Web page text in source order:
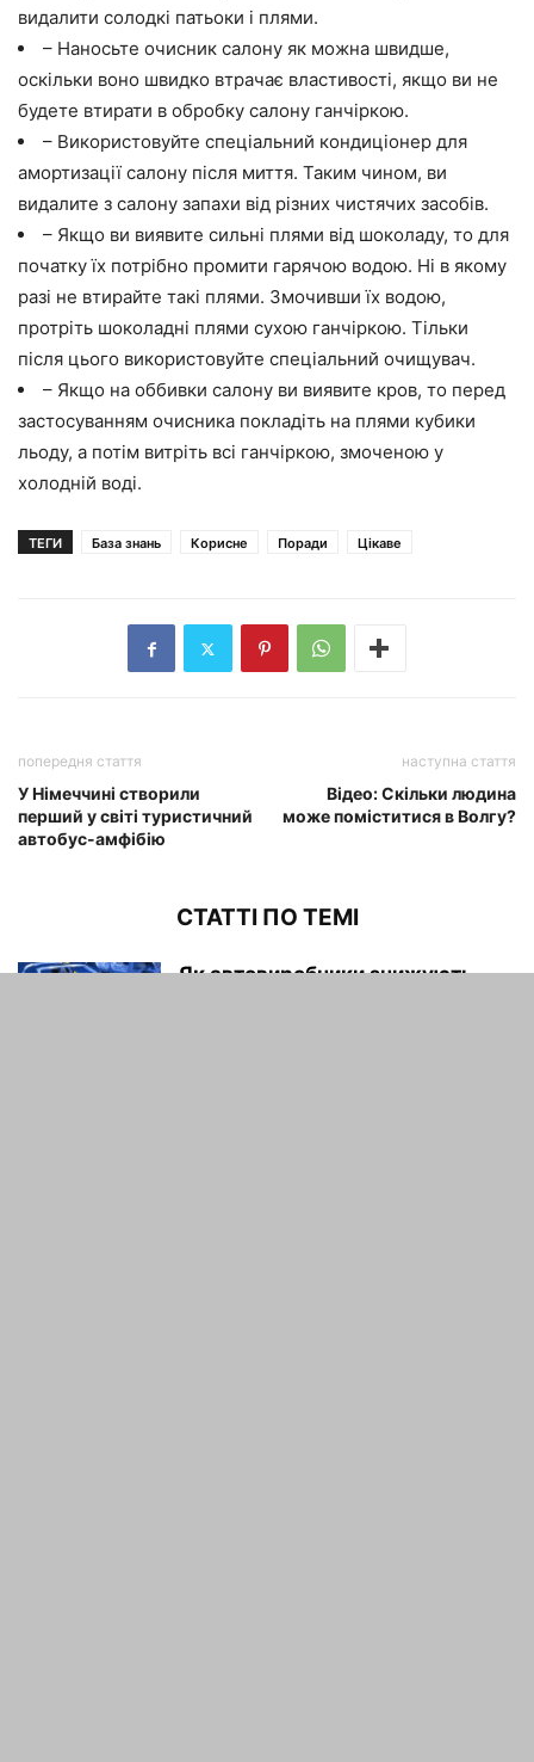
видалити солодкі патьоки і плями.
– Наносьте очисник салону як можна швидше,
оскільки воно швидко втрачає властивості, якщо ви не
будете втирати в обробку салону ганчіркою.
– Використовуйте спеціальний кондиціонер для
амортизації салону після миття. Таким чином, ви
видалите з салону запахи від різних чистячих засобів.
– Якщо ви виявите сильні плями від шоколаду, то для
початку їх потрібно промити гарячою водою. Ні в якому
разі не втирайте такі плями. Змочивши їх водою,
протріть шоколадні плями сухою ганчіркою. Тільки
після цього використовуйте спеціальний очищувач.
– Якщо на оббивки салону ви виявите кров, то перед
застосуванням очисника покладіть на плями кубики
льоду, а потім витріть всі ганчіркою, змоченою у
холодній воді.
ТЕГИ База знань Корисне Поради Цікаве
попередня стаття
У Німеччині створили
перший у світі туристичний
автобус-амфібію
наступна стаття
Відео: Скільки людина
може поміститися в Волгу?
СТАТТІ ПО ТЕМІ
Як автовиробники знижують